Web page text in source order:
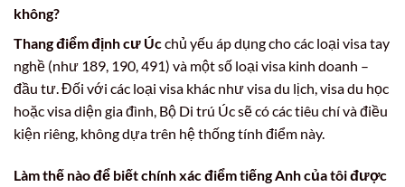
không?
Thang điểm định cư Úcchủ yếu áp dụng cho các loại visa tay
nghề (như 189, 190, 491) và một số loại visa kinh doanh –
đầu tư. Đối với các loại visa khác như visa du lịch, visa du học
hoặc visa diện gia đình, Bộ Di trú Úc sẽ có các tiêu chí và điều
kiện riêng, không dựa trên hệ thống tính điểm này.
Làm thế nào để biết chính xác điểm tiếng Anh của tôi được